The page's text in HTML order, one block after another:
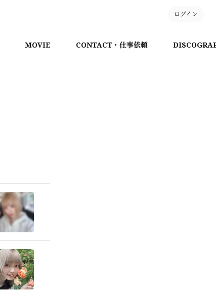
ログイン
MOVIE CONTACT・仕事依頼